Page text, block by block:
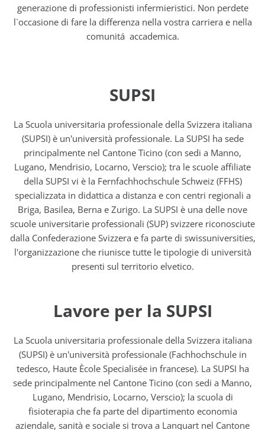
generazione di professionisti infermieristici. Non perdete
l`occasione di fare la differenza nella vostra carriera e nella
comunitá accademica.
SUPSI
La Scuola universitaria professionale della Svizzera italiana
(SUPSI) è un'università professionale. La SUPSI ha sede
principalmente nel Cantone Ticino (con sedi a Manno,
Lugano, Mendrisio, Locarno, Verscio); tra le scuole affiliate
della SUPSI vi è la Fernfachhochschule Schweiz (FFHS)
specializzata in didattica a distanza e con centri regionali a
Briga, Basilea, Berna e Zurigo. La SUPSI è una delle nove
scuole universitarie professionali (SUP) svizzere riconosciute
dalla Confederazione Svizzera e fa parte di swissuniversities,
l'organizzazione che riunisce tutte le tipologie di università
presenti sul territorio elvetico.
Lavore per la SUPSI
La Scuola universitaria professionale della Svizzera italiana
(SUPSI) è un'università professionale (Fachhochschule in
tedesco, Haute Ècole Specialisée in francese). La SUPSI ha
sede principalmente nel Cantone Ticino (con sedi a Manno,
Lugano, Mendrisio, Locarno, Verscio); la scuola di
fisioterapia che fa parte del dipartimento economia
aziendale, sanità e sociale si trova a Lanquart nel Cantone